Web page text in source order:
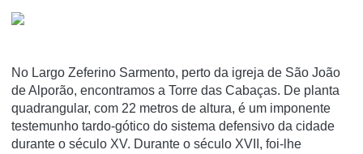
No Largo Zeferino Sarmento, perto da igreja de São João
de Alporão, encontramos a Torre das Cabaças. De planta
quadrangular, com 22 metros de altura, é um imponente
testemunho tardo-gótico do sistema defensivo da cidade
durante o século XV. Durante o século XVII, foi-lhe